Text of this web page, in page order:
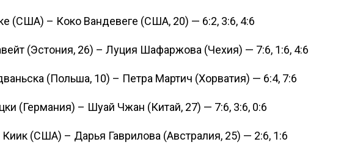
(США) – Коко Вандевеге (США, 20) — 6:2, 3:6, 4:6
(Эстония, 26) – Луция Шафаржова (Чехия) — 7:6, 1:6, 4:6
(Польша, 10) – Петра Мартич (Хорватия) — 6:4, 7:6
(Германия) – Шуай Чжан (Китай, 27) — 7:6, 3:6, 0:6
(США) – Дарья Гаврилова (Австралия, 25) — 2:6, 1:6